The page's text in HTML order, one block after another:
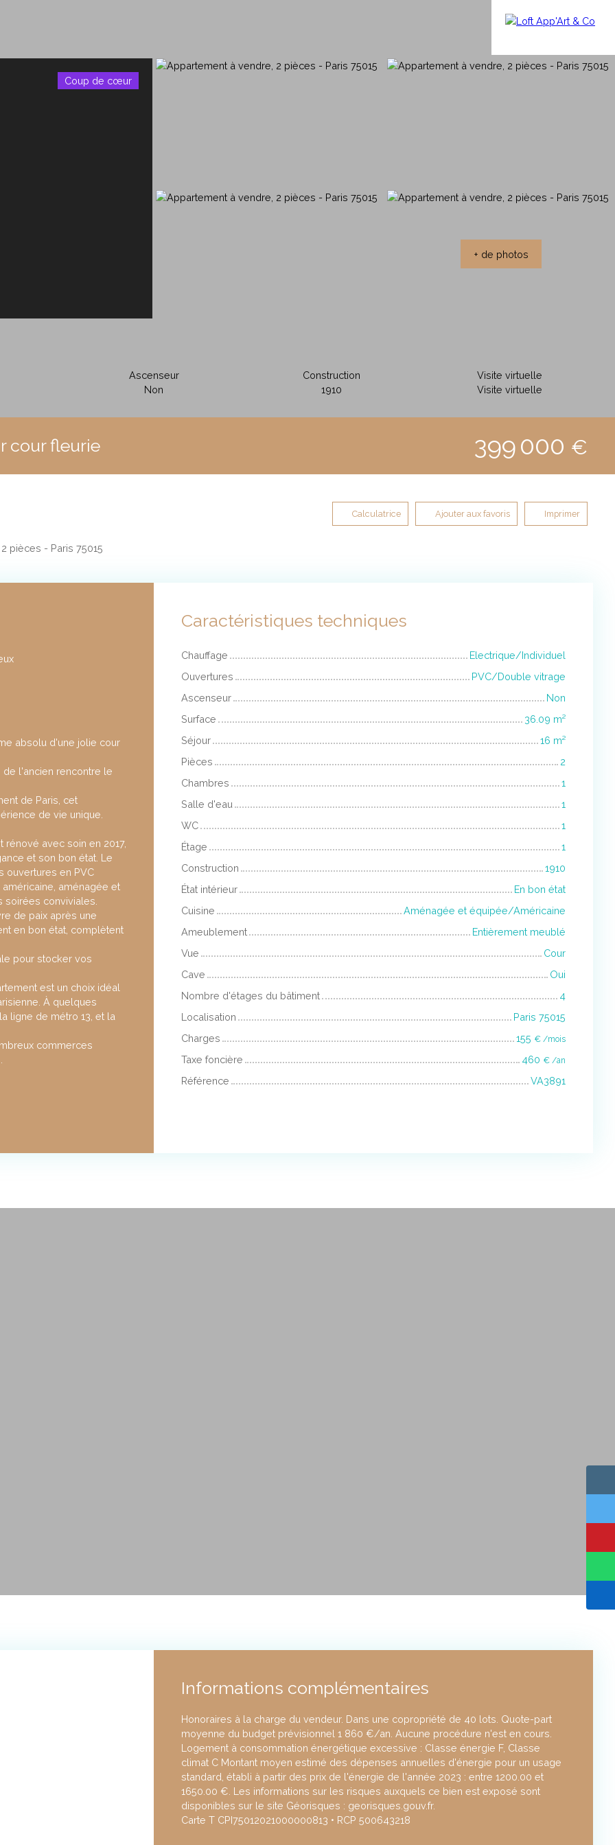
Coup de cœur
+ de photos
Ascenseur
Non
Construction
1910
Visite virtuelle
Visite virtuelle
cour fleurie 399 000 €
Calculatrice Ajouter aux favoris Imprimer
pièces - Paris 75015
absolu d'une jolie cour
l'ancien rencontre le
de Paris, cet
de vie unique.
avec soin en 2017,
et son bon état. Le
ouvertures en PVC
aménagée et
soirées conviviales.
de paix après une
en bon état, complètent
pour stocker vos
est un choix idéal
À quelques
ligne de métro 13, et la
commerces
Caractéristiques techniques
Chauffage
Electrique/Individuel
Ouvertures
PVC/Double vitrage
Ascenseur
Non
Surface
36.09 m²
Séjour
16 m²
Pièces
2
Chambres
1
Salle d'eau
1
WC
1
Étage
1
Construction
1910
État intérieur
En bon état
Cuisine
Aménagée et équipée/Américaine
Ameublement
Entièrement meublé
Vue
Cour
Cave
Oui
Nombre d'étages du bâtiment
4
Localisation
Paris 75015
Charges
155 € /mois
Taxe foncière 460 € /an
Référence VA3891
Informations complémentaires
Honoraires à la charge du vendeur. Dans une copropriété de 40 lots. Quote-part
moyenne du budget prévisionnel 1 860 €/an. Aucune procédure n'est en cours.
Logement à consommation énergétique excessive : Classe énergie F, Classe
climat C Montant moyen estimé des dépenses annuelles d'énergie pour un usage
standard, établi à partir des prix de l'énergie de l'année 2023 : entre 1200.00 et
1650.00 €. Les informations sur les risques auxquels ce bien est exposé sont
disponibles sur le site Géorisques : georisques.gouv.fr.
Carte T CPI75012021000000813 • RCP 500643218